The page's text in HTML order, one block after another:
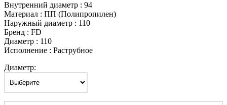
Внутренний диаметр : 94
Материал : ПП (Полипропилен)
Наружный диаметр : 110
Бренд : FD
Диаметр : 110
Исполнение : Раструбное
Диаметр: